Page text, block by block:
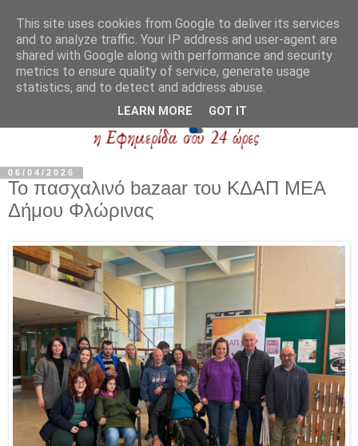
06/04/2026
Το πασχαλινό bazaar του ΚΔΑΠ ΜΕΑ
Δήμου Φλώρινας
This site uses cookies from Google to deliver its services
and to analyze traffic. Your IP address and user-agent are
shared with Google along with performance and security
metrics to ensure quality of service, generate usage
statistics, and to detect and address abuse.
LEARN MORE GOT IT